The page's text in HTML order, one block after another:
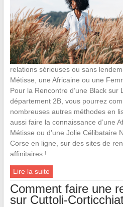
relations sérieuses ou sans
Métisse, une Africaine ou une
Pour la Rencontre d’une Black sur
département 2B, vous pourrez
nombreuses autres méthodes en
aussi faire la connaissance d’une
Métisse ou d’une Jolie Célibataire
Corse en ligne, sur des sites de
affinitaires !
Lire la suite
Comment faire une
sur Cuttoli-